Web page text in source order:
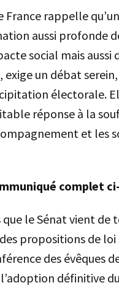
France rappelle
aussi profonde
social mais aussi
exige un débat
électorale.
réponse à la
et les
complet
le Sénat vient de
propositions de
des évêques
définitive